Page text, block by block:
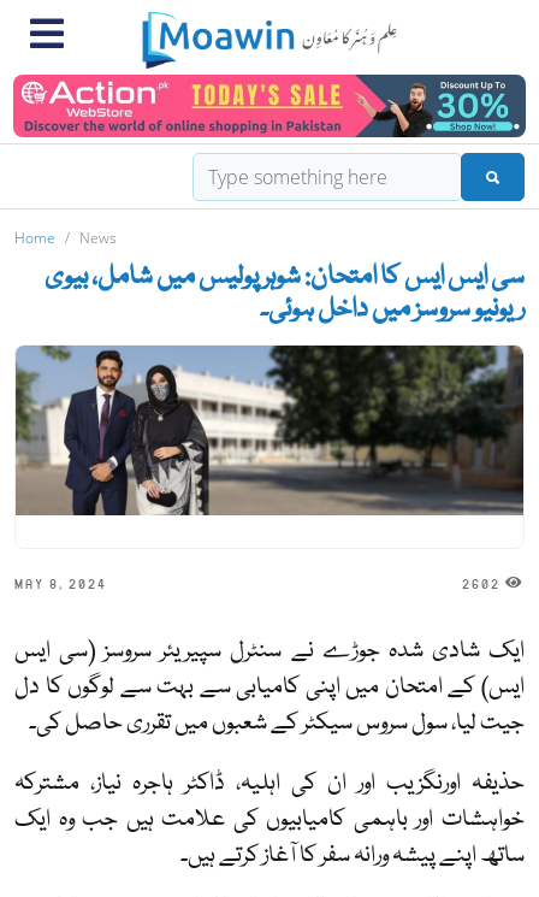
Home News
سی ایس ایس کا امتحان: شوہر پولیس میں شامل، بیوی
ریونیو سروسز میں داخل ہوئی۔
MAY 8, 2024 2602
ایک شادی شدہ جوڑے نے سنٹرل سپیریئر سروسز (سی ایس
ایس) کے امتحان میں اپنی کامیابی سے بہت سے لوگوں کا دل
جیت لیا، سول سروس سیکٹر کے شعبوں میں تقرری حاصل کی۔
حذیفہ اورنگزیب اور ان کی اہلیہ، ڈاکٹر ہاجرہ نیاز، مشترکہ
خواہشات اور باہمی کامیابیوں کی علامت ہیں جب وہ ایک
ساتھ اپنے پیشہ ورانہ سفر کا آغاز کرتے ہیں۔